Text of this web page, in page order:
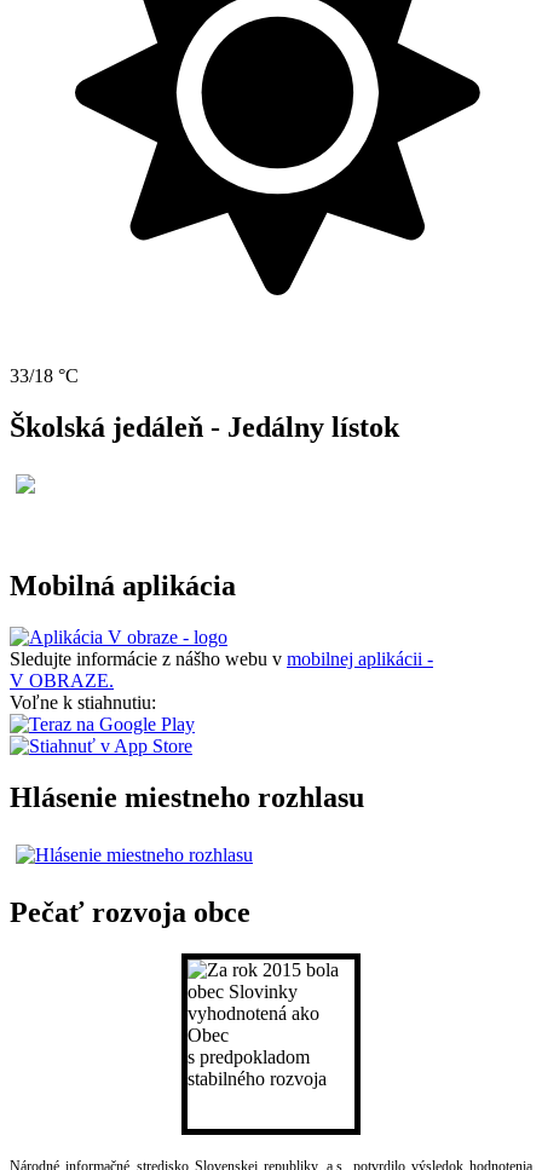
33/18 °C
Školská jedáleň - Jedálny lístok
Mobilná aplikácia
Sledujte informácie z nášho webu v mobilnej aplikácii -
V OBRAZE.
Voľne k stiahnutiu:
Hlásenie miestneho rozhlasu
Pečať rozvoja obce
Národné informačné stredisko Slovenskej republiky, a.s. potvrdilo výsledok hodnotenia